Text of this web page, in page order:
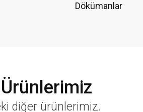
Dökümanlar
diğer ürünlerimiz.